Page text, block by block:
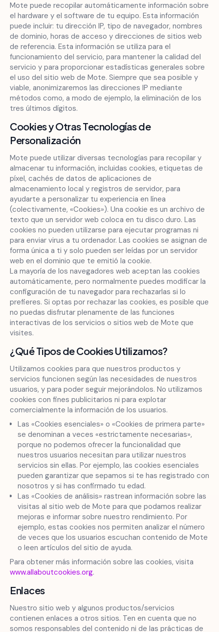
Mote puede recopilar automáticamente información sobre
el hardware y el software de tu equipo. Esta información
puede incluir: tu dirección IP, tipo de navegador, nombres
de dominio, horas de acceso y direcciones de sitios web
de referencia. Esta información se utiliza para el
funcionamiento del servicio, para mantener la calidad del
servicio y para proporcionar estadísticas generales sobre
el uso del sitio web de Mote. Siempre que sea posible y
viable, anonimizaremos las direcciones IP mediante
métodos como, a modo de ejemplo, la eliminación de los
tres últimos dígitos.
Cookies y Otras Tecnologías de
Personalización
Mote puede utilizar diversas tecnologías para recopilar y
almacenar tu información, incluidas cookies, etiquetas de
píxel, cachés de datos de aplicaciones de
almacenamiento local y registros de servidor, para
ayudarte a personalizar tu experiencia en línea
(colectivamente, «Cookies»). Una cookie es un archivo de
texto que un servidor web coloca en tu disco duro. Las
cookies no pueden utilizarse para ejecutar programas ni
para enviar virus a tu ordenador. Las cookies se asignan de
forma única a ti y solo pueden ser leídas por un servidor
web en el dominio que te emitió la cookie.
La mayoría de los navegadores web aceptan las cookies
automáticamente, pero normalmente puedes modificar la
configuración de tu navegador para rechazarlas si lo
prefieres. Si optas por rechazar las cookies, es posible que
no puedas disfrutar plenamente de las funciones
interactivas de los servicios o sitios web de Mote que
visites.
¿Qué Tipos de Cookies Utilizamos?
Utilizamos cookies para que nuestros productos y
servicios funcionen según las necesidades de nuestros
usuarios, y para poder seguir mejorándolos. No utilizamos
cookies con fines publicitarios ni para explotar
comercialmente la información de los usuarios.
Las «Cookies esenciales» o «Cookies de primera parte»
se denominan a veces «estrictamente necesarias»,
porque no podemos ofrecer la funcionalidad que
nuestros usuarios necesitan para utilizar nuestros
servicios sin ellas. Por ejemplo, las cookies esenciales
pueden garantizar que sepamos si te has registrado con
nosotros y si has confirmado tu edad.
Las «Cookies de análisis» rastrean información sobre las
visitas al sitio web de Mote para que podamos realizar
mejoras e informar sobre nuestro rendimiento. Por
ejemplo, estas cookies nos permiten analizar el número
de veces que los usuarios escuchan contenido de Mote
o leen artículos del sitio de ayuda.
Para obtener más información sobre las cookies, visita
www.allaboutcookies.org.
Enlaces
Nuestro sitio web y algunos productos/servicios
contienen enlaces a otros sitios. Ten en cuenta que no
somos responsables del contenido ni de las prácticas de